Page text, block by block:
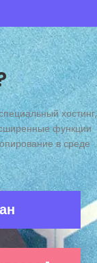
хостинг,
функции
в среде